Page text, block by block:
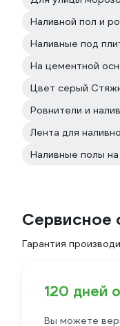
Наливной пол и
Наливные под
На цементной
Цвет серый
Ровнители и
Лента для
Наливные полы
Сервисное
Гарантия
120 дней
Вы можете